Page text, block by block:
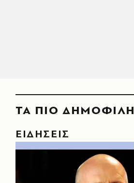
ΤΑ ΠΙΟ ΔΗΜΟΦΙΛΗ
ΕΙΔΗΣΕΙΣ